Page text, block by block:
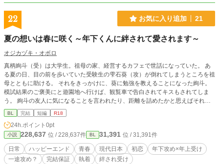
22 お気に入り追加 21
夏の想いは春に咲く～年下くんに絆されて愛されます～
オジカヅキ・オボロ
真柄絢斗（受）は大学生。祖母の家、経営するカフェで世話になっていた。 あ
る夏の日、目の前を歩いていた受験生の雫石葵（攻）が倒れてしまうところを祖
母とともに助ける。 それをきっかけに、葵に勉強を教えることになった絢斗。
模試結果のご褒美にと遊園地へ行けば、観覧車で告白されてキスもされてしま
う。 絢斗の友人に気になることを言われたり、距離を詰めたかと思えばそれ以
上は押してこない葵に悩まされる。 改めた告白の返事は、本命校の合否判定が
出てからと先延ばしにするが……？！ 年下攻め、年上受け 攻めフェラありま
す 受けの体が美しくて手でも口でも味わいたいそうなので 完結してる話を少
しずつアップしていきます。たぶん30回もいかないくらいで終わります。
BL 完結 短編 R18
24h.ポイント 0pt
小説 228,637 位 / 228,637件 BL 31,391 位 / 31,391件
日常 ハッピーエンド 青春 現代日本 初恋
年下攻め×年上受け
一途攻め？
完結保証 執着 絆され受け